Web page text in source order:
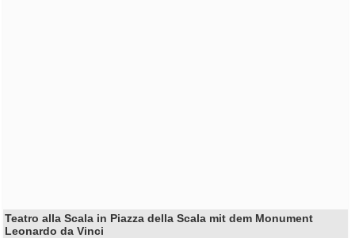
Teatro alla Scala in Piazza della Scala mit dem Monument
Leonardo da Vinci